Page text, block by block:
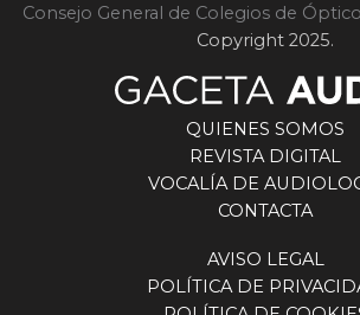
Consejo General de Colegios de
Copyright 2025.
QUIENES SOMOS
REVISTA DIGITAL
VOCALÍA DE
CONTACTA
AVISO LEGAL
POLÍTICA DE